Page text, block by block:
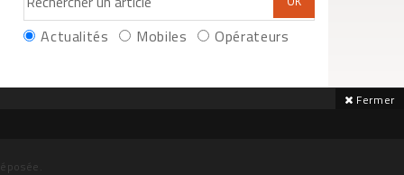
Actualités Mobiles Opérateurs
Fermer